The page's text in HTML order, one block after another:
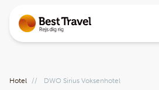
Hotel // DWO Sirius Voksenhotel